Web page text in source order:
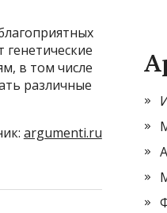
в том числе
различные
argumenti.ru